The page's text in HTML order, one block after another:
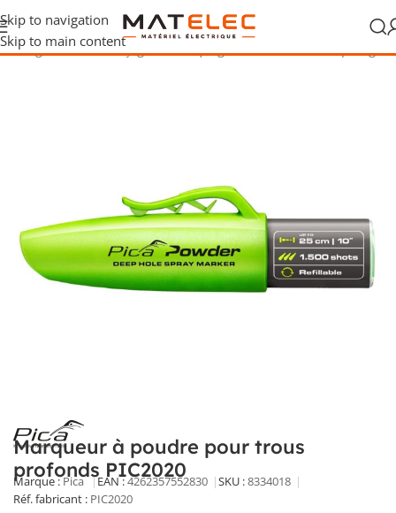
Skip to navigation
Skip to main content
/Mesure, traçage et marquage/Accessoires de repérage
Marqueur à poudre pour trous
profonds PIC2020
Marque :Pica EAN :4262357552830 SKU :8334018
Réf. fabricant : PIC2020